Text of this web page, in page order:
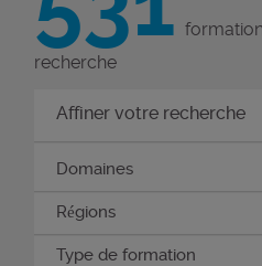
recherche
Affiner votre recherche
Domaines
Régions
Type de formation